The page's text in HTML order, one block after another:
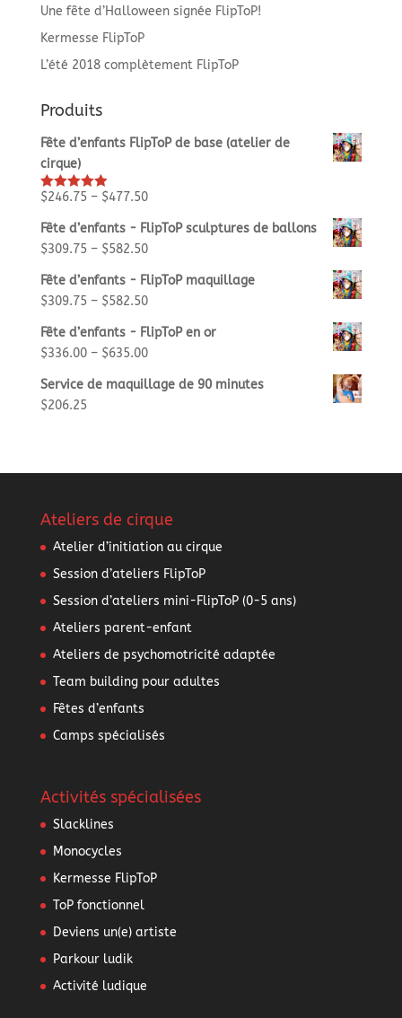
Une fête d’Halloween signée FlipToP!
Kermesse FlipToP
L’été 2018 complètement FlipToP
Produits
Fête d’enfants FlipToP de base (atelier de
cirque)
Rated 5.00
$246.75– $477.50
Fête d’enfants - FlipToP sculptures de ballons
$309.75– $582.50
Fête d’enfants - FlipToP maquillage
$309.75– $582.50
Fête d’enfants - FlipToP en or
$336.00– $635.00
Service de maquillage de 90 minutes
$206.25
Ateliers de cirque
Atelier d’initiation au cirque
Session d’ateliers FlipToP
Session d’ateliers mini-FlipToP (0-5 ans)
Ateliers parent-enfant
Ateliers de psychomotricité adaptée
Team building pour adultes
Fêtes d’enfants
Camps spécialisés
Activités spécialisées
Slacklines
Monocycles
Kermesse FlipToP
ToP fonctionnel
Deviens un(e) artiste
Parkour ludik
Activité ludique